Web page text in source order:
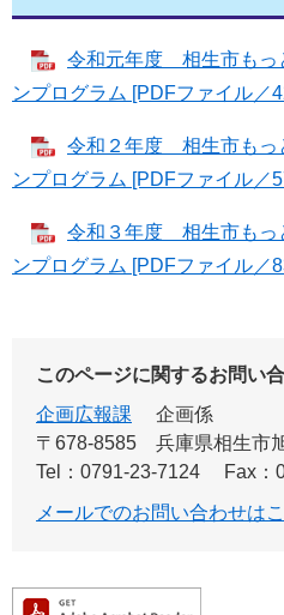
令和元年度 相生市もっ
ンプログラム [PDFファイル／
令和２年度 相生市もっ
ンプログラム [PDFファイル／
令和３年度 相生市もっ
ンプログラム [PDFファイル／
このページに関するお問い
企画広報課
企画係
〒678-8585
兵庫県相生市
Tel：0791-23-7124
Fax：
メールでのお問い合わせは